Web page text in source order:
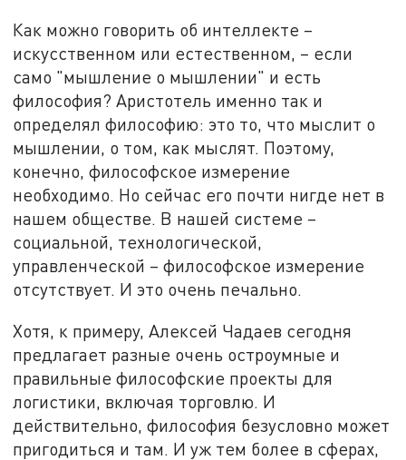
Как можно говорить об интеллекте –
искусственном или естественном, – если
само "мышление о мышлении" и есть
философия? Аристотель именно так и
определял философию: это то, что мыслит о
мышлении, о том, как мыслят. Поэтому,
конечно, философское измерение
необходимо. Но сейчас его почти нигде нет в
нашем обществе. В нашей системе –
социальной, технологической,
управленческой – философское измерение
отсутствует. И это очень печально.
Хотя, к примеру, Алексей Чадаев сегодня
предлагает разные очень остроумные и
правильные философские проекты для
логистики, включая торговлю. И
действительно, философия безусловно может
пригодиться и там. И уж тем более в сферах,